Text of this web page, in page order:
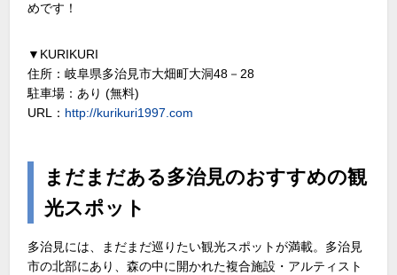
めです！
▼KURIKURI
住所：岐阜県多治見市大畑町大洞48－28
駐車場：あり (無料)
URL： http://kurikuri1997.com
まだまだある多治見のおすすめの観
光スポット
多治見には、まだまだ巡りたい観光スポットが満載。多治見
市の北部にあり、森の中に開かれた複合施設・アルティスト